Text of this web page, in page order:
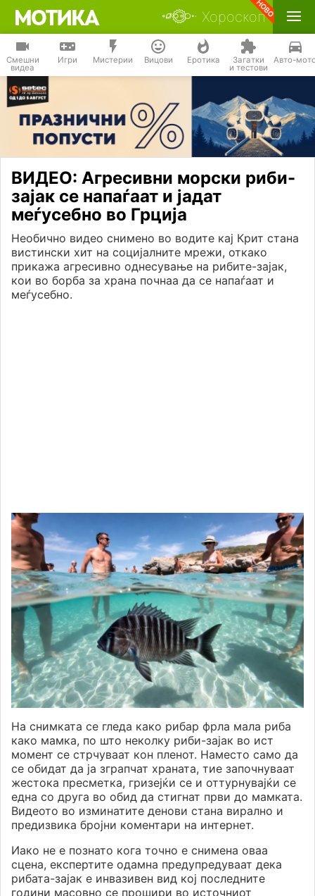
Хороскоп
Смешни
видеа
Игри Мистерии Вицови Еротика Загатки
и тестови
Авто-
ВИДЕО: Агресивни морски риби-
зајак се напаѓаат и јадат
меѓусебно во Грција
Необично видео снимено во водите кај Крит стана
вистински хит на социјалните мрежи, откако
прикажа агресивно однесување на рибите-зајак,
кои во борба за храна почнаа да се напаѓаат и
меѓусебно.
На снимката се гледа како рибар фрла мала риба
како мамка, по што неколку риби-зајак во ист
момент се стрчуваат кон пленот. Наместо само да
се обидат да ја зграпчат храната, тие започнуваат
жестока пресметка, гризејќи се и оттурнувајќи се
една со друга во обид да стигнат први до мамката.
Видеото во изминатите денови стана вирално и
предизвика бројни коментари на интернет.
Иако не е познато кога точно е снимена оваа
сцена, експертите одамна предупредуваат дека
рибата-зајак е инвазивен вид кој последните
години масовно се прошири во источниот